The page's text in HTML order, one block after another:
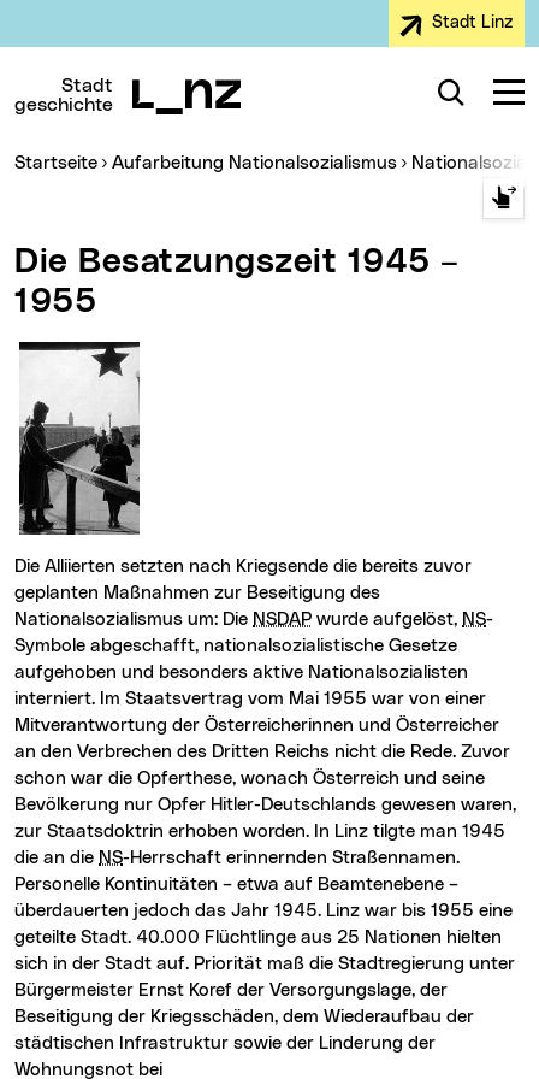
Stadt Linz
Stadt
geschichte
Suche
Sie sind hier:
Startseite Aufarbeitung Nationalsozialismus
Die Besatzungszeit 1945 –
1955
Die Alliierten setzten nach Kriegsende die bereits zuvor
geplanten Maßnahmen zur Beseitigung des
Nationalsozialismus um: Die NSDAP wurde aufgelöst, NS-
Symbole abgeschafft, nationalsozialistische Gesetze
aufgehoben und besonders aktive Nationalsozialisten
interniert. Im Staatsvertrag vom Mai 1955 war von einer
Mitverantwortung der Österreicherinnen und Österreicher
an den Verbrechen des Dritten Reichs nicht die Rede. Zuvor
schon war die Opferthese, wonach Österreich und seine
Bevölkerung nur Opfer Hitler-Deutschlands gewesen waren,
zur Staatsdoktrin erhoben worden. In Linz tilgte man 1945
die an die NS-Herrschaft erinnernden Straßennamen.
Personelle Kontinuitäten – etwa auf Beamtenebene –
überdauerten jedoch das Jahr 1945. Linz war bis 1955 eine
geteilte Stadt. 40.000 Flüchtlinge aus 25 Nationen hielten
sich in der Stadt auf. Priorität maß die Stadtregierung unter
Bürgermeister Ernst Koref der Versorgungslage, der
Beseitigung der Kriegsschäden, dem Wiederaufbau der
städtischen Infrastruktur sowie der Linderung der
Wohnungsnot bei